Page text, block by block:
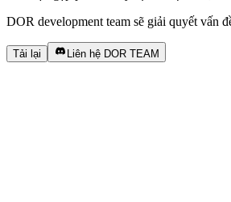
DOR development team sẽ giải quyết vấn
Tải lại Liên hệ DOR TEAM